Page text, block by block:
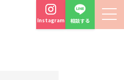
Instagram 相談する